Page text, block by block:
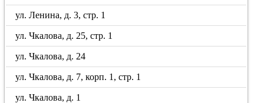
ул. Ленина, д. 3, стр. 1
ул. Чкалова, д. 25, стр. 1
ул. Чкалова, д. 24
ул. Чкалова, д. 7, корп. 1, стр. 1
ул. Чкалова, д. 1